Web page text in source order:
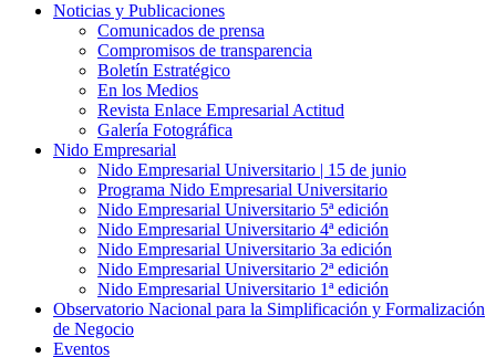
Noticias y Publicaciones
Comunicados de prensa
Compromisos de transparencia
Boletín Estratégico
En los Medios
Revista Enlace Empresarial Actitud
Galería Fotográfica
Nido Empresarial
Nido Empresarial Universitario | 15 de junio
Programa Nido Empresarial Universitario
Nido Empresarial Universitario 5ª edición
Nido Empresarial Universitario 4ª edición
Nido Empresarial Universitario 3a edición
Nido Empresarial Universitario 2ª edición
Nido Empresarial Universitario 1ª edición
Observatorio Nacional para la Simplificación y Formalización
de Negocio
Eventos